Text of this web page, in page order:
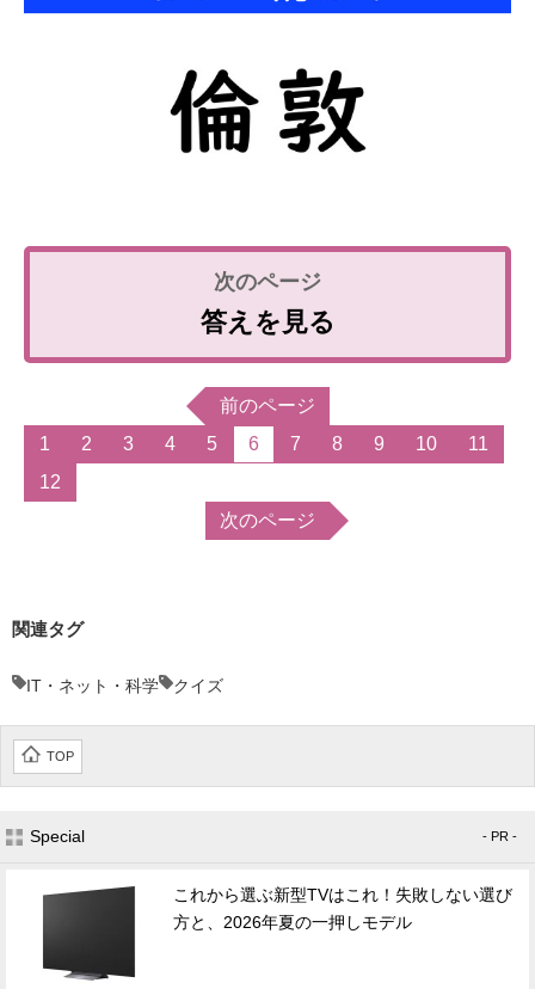
答えを見る
前のページ
1
2 3 4 5 6 7 8 9 10
11
12
次のページ
関連タグ
IT・ネット・科学 クイズ
TOP
Special - PR -
これから選ぶ新型TVはこれ！失敗しない選び
方と、2026年夏の一押しモデル